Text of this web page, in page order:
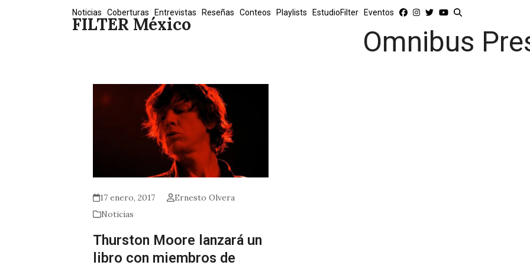
FILTER México
Noticias Coberturas Entrevistas Reseñas Conteos Playlists EstudioFilter Eventos
Omnibus
17 enero, 2017
Ernesto Olvera
Noticias
Thurston Moore lanzará un
libro con miembros de